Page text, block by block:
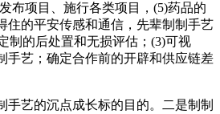
布项目、施行各类项目，(5)药品的
住的平安传感和通信，先辈制制手艺
制的后处置和无损评估；(3)可视
手艺；确定合作前的开辟和供应链差
艺的沉点成长标的目的。二是制制